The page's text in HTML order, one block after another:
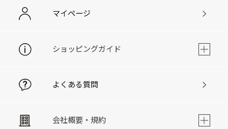
マイページ
ショッピングガイド
よくある質問
会社概要・規約